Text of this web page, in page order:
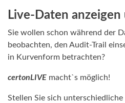
Live-Daten
Sie wollen schon während der
beobachten, den Audit-Trail
in Kurvenform betrachten?
certonLIVE macht`s möglich!
Stellen Sie sich